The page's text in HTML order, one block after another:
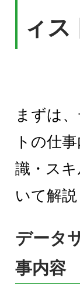
ィス
まずは
トの仕
識・ス
いて解説
データ
事内容